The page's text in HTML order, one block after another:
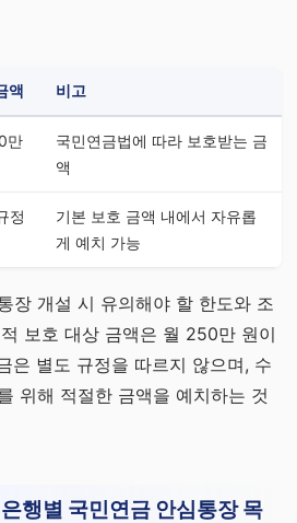
액 비고
만
국민연금법에 따라 보호받는 금
액
정
기본 보호 금액 내에서 자유롭
게 예치 가능
장 개설 시 유의해야 할 한도와 조
보호 대상 금액은 월 250만 원이
은 별도 규정을 따르지 않으며, 수
위해 적절한 금액을 예치하는 것
행별 국민연금 안심통장 목